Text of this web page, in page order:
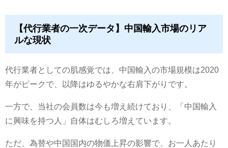
【代行業者の一次データ】中国輸入市場のリア
ルな現状
代行業者としての肌感覚では、中国輸入の市場規模は2020
年がピークで、以降はゆるやかな右肩下がりです。
一方で、当社の会員数は今も増え続けており、「中国輸入
に興味を持つ人」自体はむしろ増えています。
ただ、為替や中国国内の物価上昇の影響で、お一人あたり